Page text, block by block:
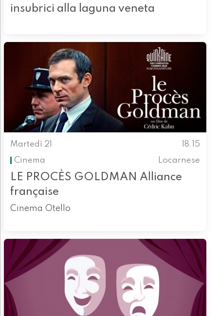
insubrici alla laguna veneta
Martedì 21
18.15
Cinema
Locarnese
LE PROCÈS GOLDMAN Alliance
française
Cinema Otello